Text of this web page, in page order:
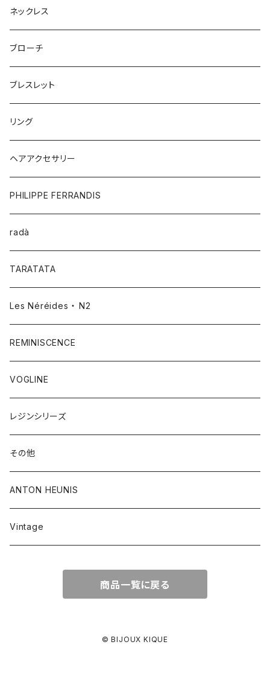
ネックレス
ブローチ
ブレスレット
リング
ヘアアクセサリー
PHILIPPE FERRANDIS
radà
TARATATA
Les Néréides ・ N2
REMINISCENCE
VOGLINE
レジンシリーズ
その他
ANTON HEUNIS
Vintage
商品一覧に戻る
© BIJOUX KIQUE